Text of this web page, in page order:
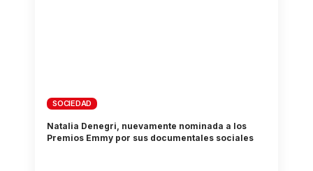
SOCIEDAD
Natalia Denegri, nuevamente nominada a los
Premios Emmy por sus documentales sociales